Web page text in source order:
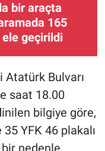
bir araçta
165
geçirildi
Atatürk Bulvarı
saat 18.00
bilgiye göre,
YFK 46 plakalı
nedenle